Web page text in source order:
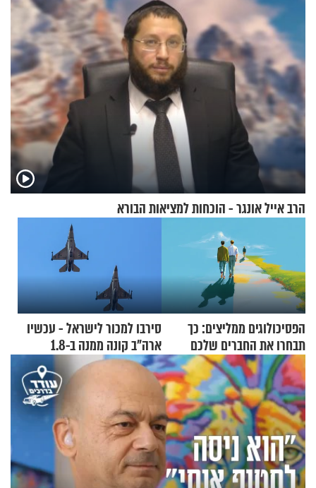
הרב אייל אונגר - הוכחות למציאות הבורא
הפסיכולוגים ממליצים: כך
תבחרו את החברים שלכם
בחיים
סירבו למכור לישראל - עכשיו
ארה"ב קונה ממנה ב-1.8
מיליארד דולר